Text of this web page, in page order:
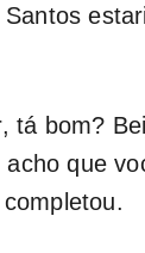
tá bom?
que